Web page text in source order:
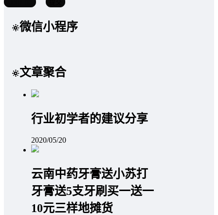
微信小程序
文章聚合
行业初学者的建议分享
2020/05/20
云南中药牙膏送小苏打
牙膏送5支牙刷买一送一
10元三样地摊货